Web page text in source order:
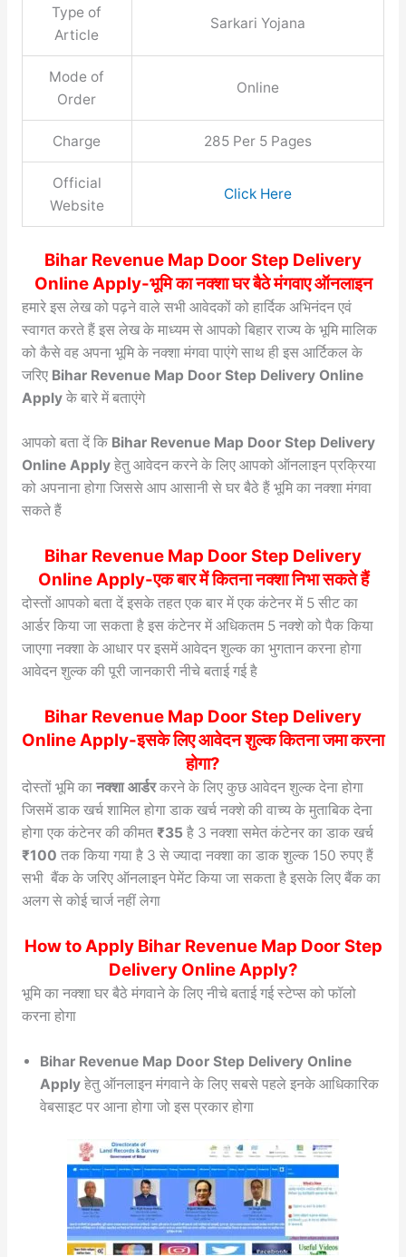
Type of
Article
Sarkari Yojana
Mode of
Order
Online
Charge 285 Per 5 Pages
Official
Website
Click Here
Bihar Revenue Map Door Step Delivery
Online Apply-भूमि का नक्शा घर बैठे मंगवाए ऑनलाइन
हमारे इस लेख को पढ़ने वाले सभी आवेदकों को हार्दिक अभिनंदन एवं
स्वागत करते हैं इस लेख के माध्यम से आपको बिहार राज्य के भूमि मालिक
को कैसे वह अपना भूमि के नक्शा मंगवा पाएंगे साथ ही इस आर्टिकल के
जरिए Bihar Revenue Map Door Step Delivery Online
Applyके बारे में बताएंगे
आपको बता दें कि Bihar Revenue Map Door Step Delivery
Online Applyहेतु आवेदन करने के लिए आपको ऑनलाइन प्रक्रिया
को अपनाना होगा जिससे आप आसानी से घर बैठे हैं भूमि का नक्शा मंगवा
सकते हैं
Bihar Revenue Map Door Step Delivery
Online Apply-एक बार में कितना नक्शा निभा सकते हैं
दोस्तों आपको बता दें इसके तहत एक बार में एक कंटेनर में 5 सीट का
आर्डर किया जा सकता है इस कंटेनर में अधिकतम 5 नक्शे को पैक किया
जाएगा नक्शा के आधार पर इसमें आवेदन शुल्क का भुगतान करना होगा
आवेदन शुल्क की पूरी जानकारी नीचे बताई गई है
Bihar Revenue Map Door Step Delivery
Online Apply-इसके लिए आवेदन शुल्क कितना जमा करना
होगा?
दोस्तों भूमि का नक्शा आर्डरकरने के लिए कुछ आवेदन शुल्क देना होगा
जिसमें डाक खर्च शामिल होगा डाक खर्च नक्शे की वाच्य के मुताबिक देना
होगा एक कंटेनर की कीमत ₹35 है 3 नक्शा समेत कंटेनर का डाक खर्च
₹100 तक किया गया है 3 से ज्यादा नक्शा का डाक शुल्क 150 रुपए हैं
सभी बैंक के जरिए ऑनलाइन पेमेंट किया जा सकता है इसके लिए बैंक का
अलग से कोई चार्ज नहीं लेगा
How to Apply Bihar Revenue Map Door Step
Delivery Online Apply?
भूमि का नक्शा घर बैठे मंगवाने के लिए नीचे बताई गई स्टेप्स को फॉलो
करना होगा
Bihar Revenue Map Door Step Delivery Online
Apply हेतु ऑनलाइन मंगवाने के लिए सबसे पहले इनके आधिकारिक
वेबसाइट पर आना होगा जो इस प्रकार होगा